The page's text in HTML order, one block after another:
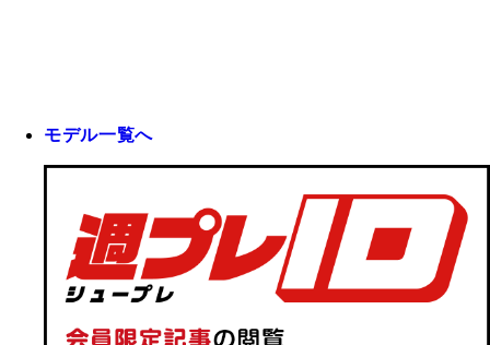
モデル一覧へ